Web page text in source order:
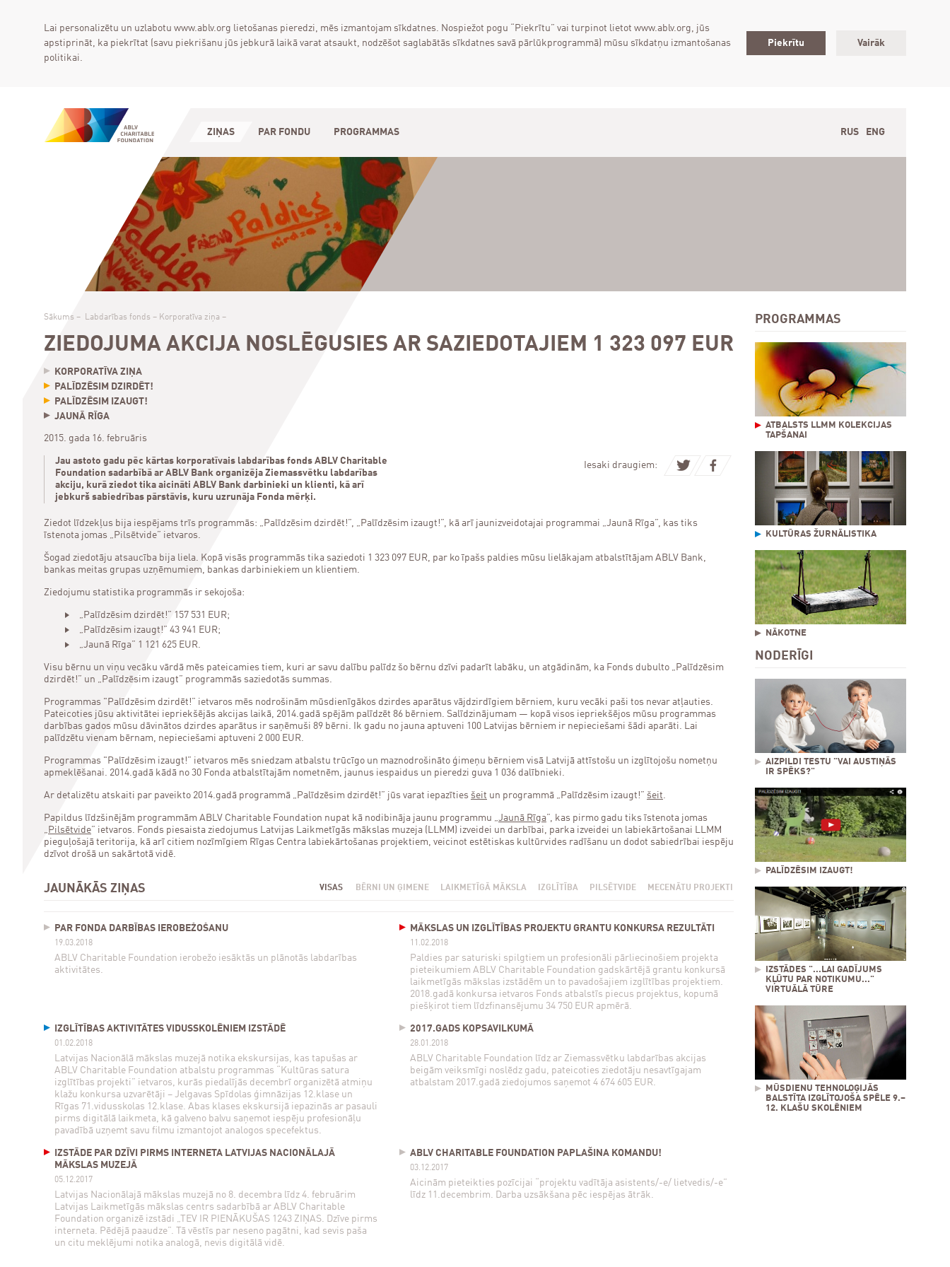
Lai personalizētu un uzlabotu www.ablv.org lietošanas pieredzi, mēs izmantojam sīkdatnes. Nospiežot pogu “Piekrītu” vai turpinot lietot www.ablv.org, jūs
apstiprināt, ka piekrītat (savu piekrišanu jūs jebkurā laikā varat atsaukt, nodzēšot saglabātās sīkdatnes savā pārlūkprogrammā) mūsu sīkdatņu izmantošanas
politikai.
Piekrītu Vairāk
ZIŅAS PAR FONDU PROGRAMMAS RUS ENG
PROGRAMMAS
ATBALSTS LLMM KOLEKCIJAS
TAPŠANAI
KULTŪRAS ŽURNĀLISTIKA
NĀKOTNE
NODERĪGI
AIZPILDI TESTU "VAI AUSTIŅĀS
IR SPĒKS?"
PALĪDZĒSIM IZAUGT!
IZSTĀDES "...LAI GADĪJUMS
KĻŪTU PAR NOTIKUMU..."
VIRTUĀLĀ TŪRE
MŪSDIENU TEHNOLOĢIJĀS
BALSTĪTA IZGLĪTOJOŠA SPĒLE 9.–
12. KLAŠU SKOLĒNIEM
Sākums – Labdarības fonds – Korporatīva ziņa –
ZIEDOJUMA AKCIJA NOSLĒGUSIES AR SAZIEDOTAJIEM 1 323 097 EUR
KORPORATĪVA ZIŅA
PALĪDZĒSIM DZIRDĒT!
PALĪDZĒSIM IZAUGT!
JAUNĀ RĪGA
2015. gada 16. februāris
Jau astoto gadu pēc kārtas korporatīvais labdarības fonds ABLV Charitable
Foundation sadarbībā ar ABLV Bank organizēja Ziemassvētku labdarības
akciju, kurā ziedot tika aicināti ABLV Bank darbinieki un klienti, kā arī
jebkurš sabiedrības pārstāvis, kuru uzrunāja Fonda mērķi.
Iesaki draugiem:
Ziedot līdzekļus bija iespējams trīs programmās: „Palīdzēsim dzirdēt!”, „Palīdzēsim izaugt!”, kā arī jaunizveidotajai programmai „Jaunā Rīga”, kas tiks
īstenota jomas „Pilsētvide” ietvaros.
Šogad ziedotāju atsaucība bija liela. Kopā visās programmās tika saziedoti 1 323 097 EUR, par ko īpašs paldies mūsu lielākajam atbalstītājam ABLV Bank,
bankas meitas grupas uzņēmumiem, bankas darbiniekiem un klientiem.
Ziedojumu statistika programmās ir sekojoša:
„Palīdzēsim dzirdēt!” 157 531 EUR;
„Palīdzēsim izaugt!” 43 941 EUR;
„Jaunā Rīga” 1 121 625 EUR.
Visu bērnu un viņu vecāku vārdā mēs pateicamies tiem, kuri ar savu dalību palīdz šo bērnu dzīvi padarīt labāku, un atgādinām, ka Fonds dubulto „Palīdzēsim
dzirdēt!” un „Palīdzēsim izaugt” programmās saziedotās summas.
Programmas "Palīdzēsim dzirdēt!” ietvaros mēs nodrošinām mūsdienīgākos dzirdes aparātus vājdzirdīgiem bērniem, kuru vecāki paši tos nevar atļauties.
Pateicoties jūsu aktivitātei iepriekšējās akcijas laikā, 2014.gadā spējām palīdzēt 86 bērniem. Salīdzinājumam — kopā visos iepriekšējos mūsu programmas
darbības gados mūsu dāvinātos dzirdes aparātus ir saņēmuši 89 bērni. Ik gadu no jauna aptuveni 100 Latvijas bērniem ir nepieciešami šādi aparāti. Lai
palīdzētu vienam bērnam, nepieciešami aptuveni 2 000 EUR.
Programmas "Palīdzēsim izaugt!” ietvaros mēs sniedzam atbalstu trūcīgo un maznodrošināto ģimeņu bērniem visā Latvijā attīstošu un izglītojošu nometņu
apmeklēšanai. 2014.gadā kādā no 30 Fonda atbalstītajām nometnēm, jaunus iespaidus un pieredzi guva 1 036 dalībnieki.
Ar detalizētu atskaiti par paveikto 2014.gadā programmā „Palīdzēsim dzirdēt!” jūs varat iepazīties šeit un programmā „Palīdzēsim izaugt!” šeit.
Papildus līdzšinējām programmām ABLV Charitable Foundation nupat kā nodibināja jaunu programmu „Jaunā Rīga”, kas pirmo gadu tiks īstenota jomas
„ Pilsētvide” ietvaros. Fonds piesaista ziedojumus Latvijas Laikmetīgās mākslas muzeja (LLMM) izveidei un darbībai, parka izveidei un labiekārtošanai LLMM
pieguļošajā teritorija, kā arī citiem nozīmīgiem Rīgas Centra labiekārtošanas projektiem, veicinot estētiskas kultūrvides radīšanu un dodot sabiedrībai iespēju
dzīvot drošā un sakārtotā vidē.
JAUNĀKĀS ZIŅAS VISAS BĒRNI UN ĢIMENE LAIKMETĪGĀ MĀKSLA IZGLĪTĪBA PILSĒTVIDE MECENĀTU PROJEKTI
PAR FONDA DARBĪBAS IEROBEŽOŠANU
19.03.2018
ABLV Charitable Foundation ierobežo iesāktās un plānotās labdarības
aktivitātes.
MĀKSLAS UN IZGLĪTĪBAS PROJEKTU GRANTU KONKURSA REZULTĀTI
11.02.2018
Paldies par saturiski spilgtiem un profesionāli pārliecinošiem projekta
pieteikumiem ABLV Charitable Foundation gadskārtējā grantu konkursā
laikmetīgās mākslas izstādēm un to pavadošajiem izglītības projektiem.
2018.gadā konkursa ietvaros Fonds atbalstīs piecus projektus, kopumā
piešķirot tiem līdzfinansējumu 34 750 EUR apmērā.
IZGLĪTĪBAS AKTIVITĀTES VIDUSSKOLĒNIEM IZSTĀDĒ
01.02.2018
Latvijas Nacionālā mākslas muzejā notika ekskursijas, kas tapušas ar
ABLV Charitable Foundation atbalstu programmas “Kultūras satura
izglītības projekti” ietvaros, kurās piedalījās decembrī organizētā atmiņu
klažu konkursa uzvarētāji – Jelgavas Spīdolas ģimnāzijas 12.klase un
Rīgas 71.vidusskolas 12.klase. Abas klases ekskursijā iepazinās ar pasauli
pirms digitālā laikmeta, kā galveno balvu saņemot iespēju profesionāļu
pavadībā uzņemt savu filmu izmantojot analogos specefektus.
2017.GADS KOPSAVILKUMĀ
28.01.2018
ABLV Charitable Foundation līdz ar Ziemassvētku labdarības akcijas
beigām veiksmīgi noslēdz gadu, pateicoties ziedotāju nesavtīgajam
atbalstam 2017.gadā ziedojumos saņemot 4 674 605 EUR.
IZSTĀDE PAR DZĪVI PIRMS INTERNETA LATVIJAS NACIONĀLAJĀ
MĀKSLAS MUZEJĀ
05.12.2017
Latvijas Nacionālajā mākslas muzejā no 8. decembra līdz 4. februārim
Latvijas Laikmetīgās mākslas centrs sadarbībā ar ABLV Charitable
Foundation organizē izstādi „TEV IR PIENĀKUŠAS 1243 ZIŅAS. Dzīve pirms
interneta. Pēdējā paaudze”. Tā vēstīs par neseno pagātni, kad sevis paša
un citu meklējumi notika analogā, nevis digitālā vidē.
ABLV CHARITABLE FOUNDATION PAPLAŠINA KOMANDU!
03.12.2017
Aicinām pieteikties pozīcijai “projektu vadītāja asistents/-e/ lietvedis/-e”
līdz 11.decembrim. Darba uzsākšana pēc iespējas ātrāk.